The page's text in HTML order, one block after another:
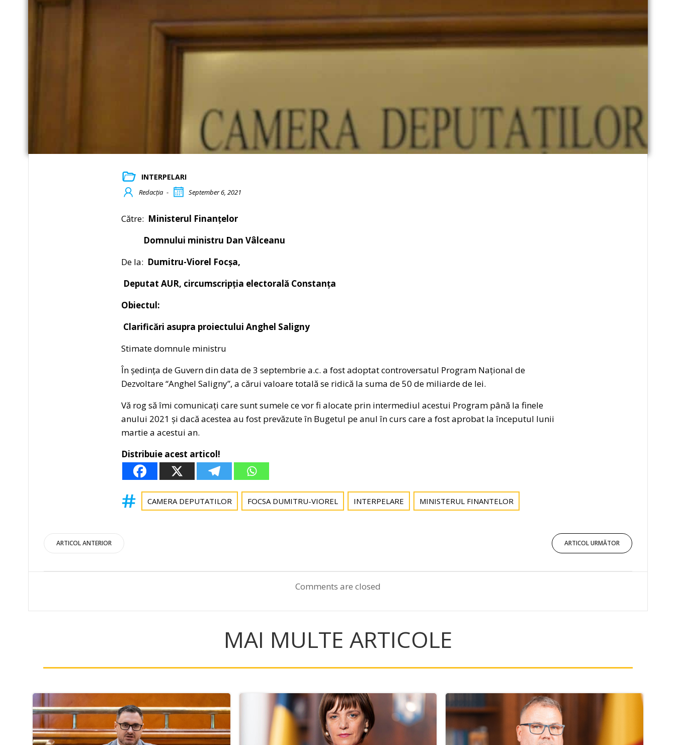
INTERPELARI
Redacția - September 6, 2021
Către: Ministerul Finanțelor
Domnului ministru Dan Vâlceanu
De la: Dumitru-Viorel Focșa,
Deputat AUR, circumscripția electorală Constanța
Obiectul:
Clarificări asupra proiectului Anghel Saligny
Stimate domnule ministru
În ședința de Guvern din data de 3 septembrie a.c. a fost adoptat controversatul Program Național de
Dezvoltare “Anghel Saligny”, a cărui valoare totală se ridică la suma de 50 de miliarde de lei.
Vă rog să îmi comunicați care sunt sumele ce vor fi alocate prin intermediul acestui Program până la finele
anului 2021 și dacă acestea au fost prevăzute în Bugetul pe anul în curs care a fost aprobat la începutul lunii
martie a acestui an.
Distribuie acest articol!
CAMERA DEPUTATILOR FOCSA DUMITRU-VIOREL INTERPELARE MINISTERUL FINANTELOR
Post
navigation
ARTICOL ANTERIOR
navigation
ARTICOL URMĂTOR
Comments are closed
MAI MULTE ARTICOLE